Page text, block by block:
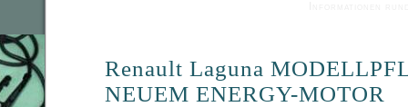
Renault Laguna
NEUEM ENERGY-MOTOR